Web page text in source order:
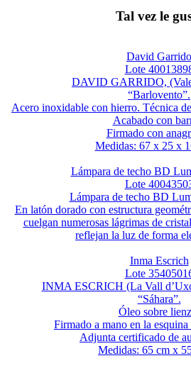
Tal vez le
David Garrido
Lote
DAVID GARRIDO,
“Barlovento”.
Acero inoxidable con hierro. Técnica
Acabado con
Firmado con
Medidas: 67 x 25 x
Lámpara de techo BD
Lote
Lámpara de techo BD
En latón dorado con estructura
cuelgan numerosas lágrimas de
reflejan la luz de forma
Inma Escrich
Lote
INMA ESCRICH (La Vall
“Sáhara”.
Óleo sobre
Firmado a mano en la
Adjunta certificado de
Medidas: 65 cm x